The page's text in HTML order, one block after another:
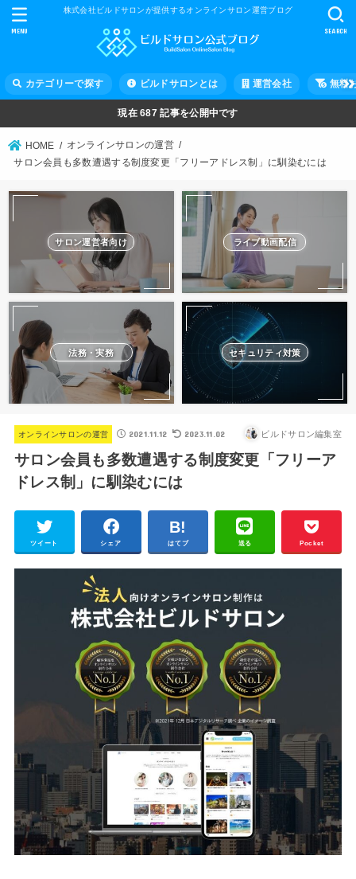
株式会社ビルドサロンが提供するオンラインサロン運営ブログ
カテゴリーで探す ビルドサロンとは 運営会社 無料
SEARCH
MENU
現在687 記事を公開中です
HOME
オンラインサロンの運営
サロン会員も多数遭遇する制度変更「フリーアドレス制」に馴染むには
サロン運営者向け ライブ動画配信
法務・実務 セキュリティ対策
オンラインサロンの運営 2021.11.12 2023.11.02 ビルドサロン編集室
サロン会員も多数遭遇する制度変更「フリーア
ドレス制」に馴染むには
ツイート シェア はてブ 送る Pocket